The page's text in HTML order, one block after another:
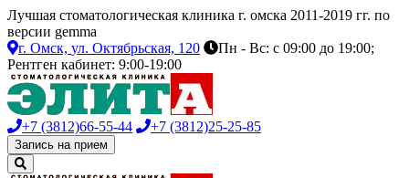
Лучшая стоматологическая клиника г. омска 2011-2019 гг. по
версии gemma
г. Омск, ул. Октябрьская, 120
Пн - Вс: с 09:00 до 19:00;
Рентген кабинет: 9:00-19:00
+7 (3812)66-55-44 +7 (3812)25-25-85
Запись на прием